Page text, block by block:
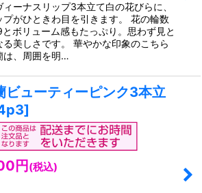
ーナスリップ3本立て白の花びらに、
プがひときわ目を引きます。 花の輪数
ボリューム感もたっぷり。思わず見と
る美しさです。 華やかな印象のこちら
は、周囲を明…
ビューティーピンク3本立
]
円 (税込)